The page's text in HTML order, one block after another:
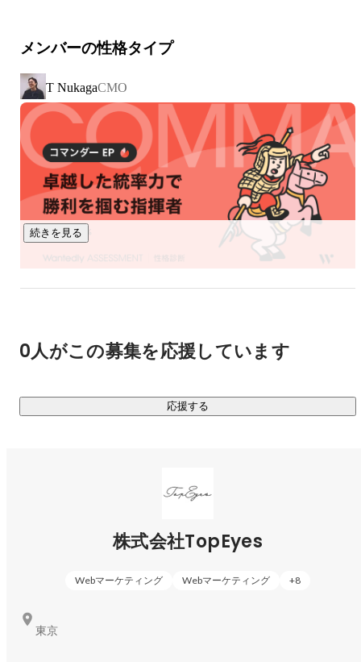
私たちはこれからも「売れる」仕組みを作りつづけ、
世の中に価値を与えつづけます。
▍圧倒的なスピードで急成長中！
・2022年：年商10億円
・2023年：年商35億円
・2024年：年商50億円
・2025年：年商75億円
・2026年：年商100億円達成へ
1人当たり2億円以上の売上を創出している会社です！
属人的な気合ではなく、再現性あるマーケ・運用の仕組みで
・購入者20万人以上、累計150万個出荷を誇るタレントプロ
デュース商品
得した活力サプリ
・台湾で人気沸騰中の酵素ドリンク
メンバーの性格タイプ
T NukagaCMO
続きを見る
0人がこの募集を応援しています
応援する
株式会社TopEyes
Webマーケティング Webマーケティング +8
東京